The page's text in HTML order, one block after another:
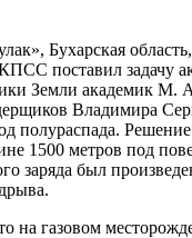
Бухарская
поставил задачу
Земли академик М.
Владимира
1500 метров под
заряда был
газовом